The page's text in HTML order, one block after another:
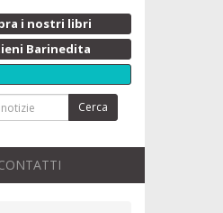
i nostri libri
Barinedita
Cerca